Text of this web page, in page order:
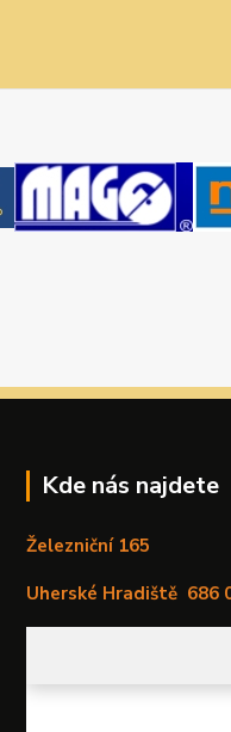
Kde nás najdete
Železniční 165
Uherské Hradiště 686